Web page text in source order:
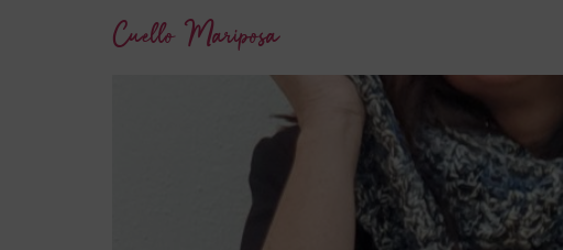
Cuello Mariposa